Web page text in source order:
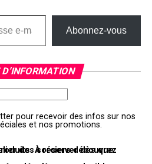
Abonnez-vous
pour recevoir des infos sur nos
et nos promotions.